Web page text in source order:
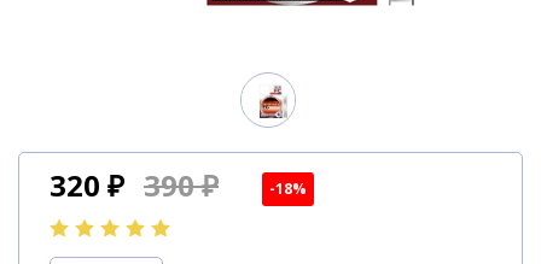
320 ₽ 390 ₽ -18%